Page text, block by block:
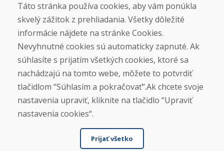
UKONČENÁ. ĎAKUJEME VÁM ZA
PRIAZEŇ A TEŠÍME SA NA VÁS OPÄŤ
OD 14. 9. 2026.
Nájsť na Google mape
Táto stránka používa cookies, aby vám ponúkla
skvelý zážitok z prehliadania. Všetky dôležité
informácie nájdete na stránke Cookies.
Nevyhnutné cookies sú automaticky zapnuté. Ak
súhlasíte s prijatím všetkých cookies, ktoré sa
nachádzajú na tomto webe, môžete to potvrdiť
tlačidlom “Súhlasím a pokračovať“.Ak chcete svoje
nastavenia upraviť, kliknite na tlačidlo “Upraviť
nastavenia cookies“.
Prijať všetko